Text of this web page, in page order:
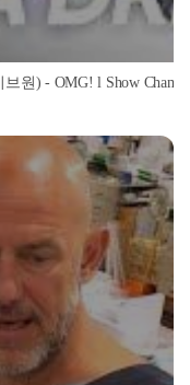
원) - OMG! l Show